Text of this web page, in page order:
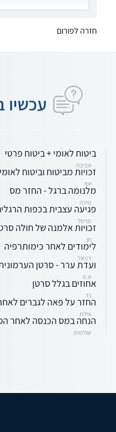
חזרה לפורום
עכשיו
ביטוח לאומי + ביטוח פרטי
אביבה
זכויות מביטוח וביטוח
יוסי
מלנומה ברגל - החזר מס
מיכה
פגיעה עצבית בכפות
מרסל
זכויות אלמנה של חולה
חן
לימודים לאחר כימותרפיה
דניאל
ועדת ערר - סרטן
א.פ
אחוזים בגלל סרטן
גד
החזר על פאה לגברים
אילת
הנחה במס הכנסה לאחר
שולמית